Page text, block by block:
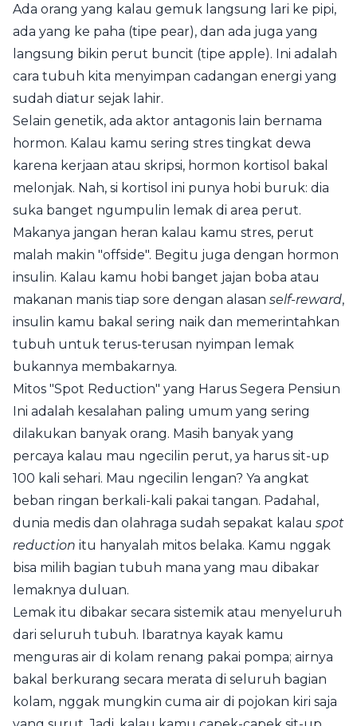
Ada orang yang kalau gemuk langsung lari ke pipi,
ada yang ke paha (tipe pear), dan ada juga yang
langsung bikin perut buncit (tipe apple). Ini adalah
cara tubuh kita menyimpan cadangan energi yang
sudah diatur sejak lahir.
Selain genetik, ada aktor antagonis lain bernama
hormon. Kalau kamu sering stres tingkat dewa
karena kerjaan atau skripsi, hormon kortisol bakal
melonjak. Nah, si kortisol ini punya hobi buruk: dia
suka banget ngumpulin lemak di area perut.
Makanya jangan heran kalau kamu stres, perut
malah makin "offside". Begitu juga dengan hormon
insulin. Kalau kamu hobi banget jajan boba atau
makanan manis tiap sore dengan alasan self-reward,
insulin kamu bakal sering naik dan memerintahkan
tubuh untuk terus-terusan nyimpan lemak
bukannya membakarnya.
Mitos "Spot Reduction" yang Harus Segera Pensiun
Ini adalah kesalahan paling umum yang sering
dilakukan banyak orang. Masih banyak yang
percaya kalau mau ngecilin perut, ya harus sit-up
100 kali sehari. Mau ngecilin lengan? Ya angkat
beban ringan berkali-kali pakai tangan. Padahal,
dunia medis dan olahraga sudah sepakat kalau spot
reduction itu hanyalah mitos belaka. Kamu nggak
bisa milih bagian tubuh mana yang mau dibakar
lemaknya duluan.
Lemak itu dibakar secara sistemik atau menyeluruh
dari seluruh tubuh. Ibaratnya kayak kamu
menguras air di kolam renang pakai pompa; airnya
bakal berkurang secara merata di seluruh bagian
kolam, nggak mungkin cuma air di pojokan kiri saja